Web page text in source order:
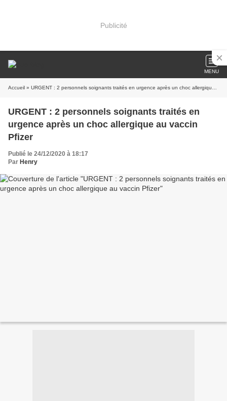
Publicité
MENU
Accueil » URGENT : 2 personnels soignants traités en urgence après un choc allergique au vaccin Pfizer
URGENT : 2 personnels soignants traités en
urgence après un choc allergique au vaccin
Pfizer
Publié le 24/12/2020 à 18:17
Par Henry